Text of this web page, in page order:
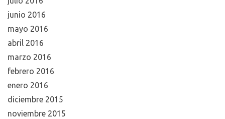
junio 2016
mayo 2016
abril 2016
marzo 2016
febrero 2016
enero 2016
diciembre 2015
noviembre 2015